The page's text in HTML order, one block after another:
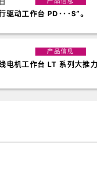
驱动工作台 PD･･･S”。
产品信息
电机工作台 LT 系列大推